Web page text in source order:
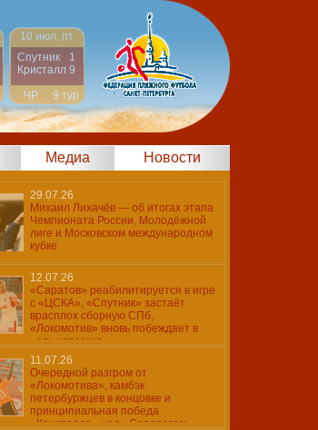
10 июл, пт
Спутник
1
Кристалл 9
ЧР
9 тур
Медиа Новости
29.07.26
Михаил Лихачёв — об итогах этапа
Чемпионата России, Молодёжной
лиге и Московском международном
кубке
12.07.26
«Саратов» реабилитируется в игре
с «ЦСКА», «Спутник» застаёт
врасплох сборную СПб,
«Локомотив» вновь побеждает в
«эль-классико»
11.07.26
Очередной разгром от
«Локомотива», камбэк
петербуржцев в концовке и
принципиальная победа
«Кристалла» над «Саратовом»